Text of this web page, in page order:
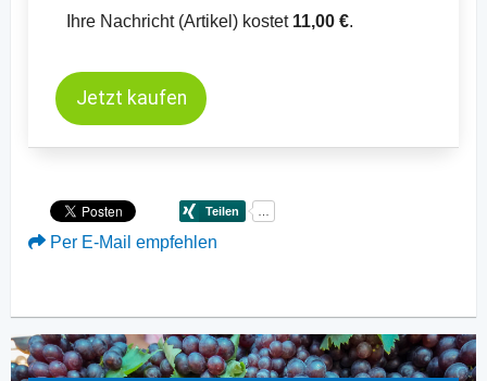
Ihre Nachricht (Artikel) kostet 11,00 €.
Jetzt kaufen
Per E-Mail empfehlen